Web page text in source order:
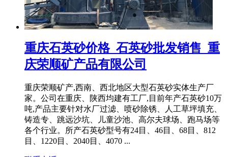
重庆石英砂价格_石英砂批发销售_重
庆荣顺矿产品有限公司
重庆荣顺矿产,西南、西北地区大型石英砂实体生产厂
家。公司在重庆、陕西均建有工厂,目前年产石英砂10万
吨,产品主要针对水厂过滤、喷砂除锈、人工草坪填充、
铸造专、跳远沙坑、儿童沙池、高尔夫球场、跑马场等
各个行业。所产石英砂型号有24目、46目、68目、812
目、1220目、2040目、4070 ...